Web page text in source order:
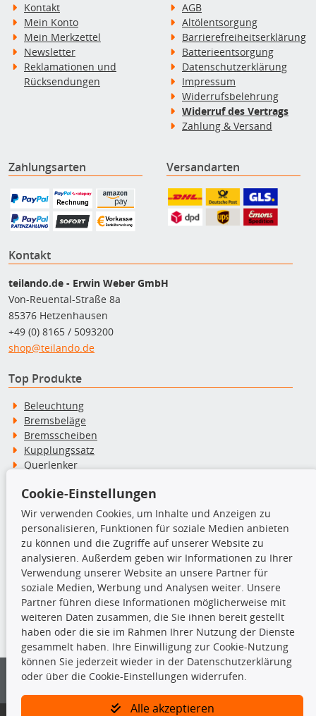
Kontakt
Mein Konto
Mein Merkzettel
Newsletter
Reklamationen und
Rücksendungen
AGB
Altölentsorgung
Barrierefreiheitserklärung
Batterieentsorgung
Datenschutzerklärung
Impressum
Widerrufsbelehrung
Widerruf des Vertrags
Zahlung & Versand
Zahlungsarten Versandarten
Kontakt
teilando.de - Erwin Weber GmbH
Von-Reuental-Straße 8a
85376 Hetzenhausen
+49 (0) 8165 / 5093200
shop@teilando.de
Top Produkte
Beleuchtung
Bremsbeläge
Bremsscheiben
Kupplungssatz
Querlenker
Stoßdämpfer
TecDoc Inside
Die hier angezeigten Daten insbesondere die gesamte Datenbank dürfen
nicht kopiert werden.
Es ist zu unterlassen, die Daten oder die gesamte Datenbank ohne
vorherige Zustimmung von TecDoc zu vervielfältigen, zu verbreiten
und/oder diese Handlungen durch Dritte ausführen zu lassen. Ein
Bitte prüfen Sie, ob das über unseren Onlineshop identifizierte Ersatzteil
Cookie-Einstellungen
Wir verwenden Cookies, um Inhalte und Anzeigen zu
personalisieren, Funktionen für soziale Medien anbieten
zu können und die Zugriffe auf unserer Website zu
analysieren. Außerdem geben wir Informationen zu Ihrer
Verwendung unserer Website an unsere Partner für
soziale Medien, Werbung und Analysen weiter. Unsere
Partner führen diese Informationen möglicherweise mit
weiteren Daten zusammen, die Sie ihnen bereit gestellt
haben oder die sie im Rahmen Ihrer Nutzung der Dienste
gesammelt haben. Ihre Einwilligung zur Cookie-Nutzung
können Sie jederzeit wieder in der Datenschutzerklärung
oder über die Cookie-Einstellungen widerrufen.
Alle akzeptieren